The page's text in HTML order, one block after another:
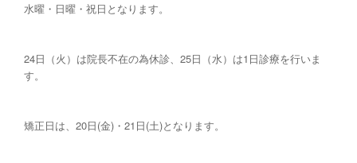
水曜・日曜・祝日となります。
24日（火）は院長不在の為休診、25日（水）は1日診療を行いま
す。
矯正日は、20日(金)・21日(土)となります。